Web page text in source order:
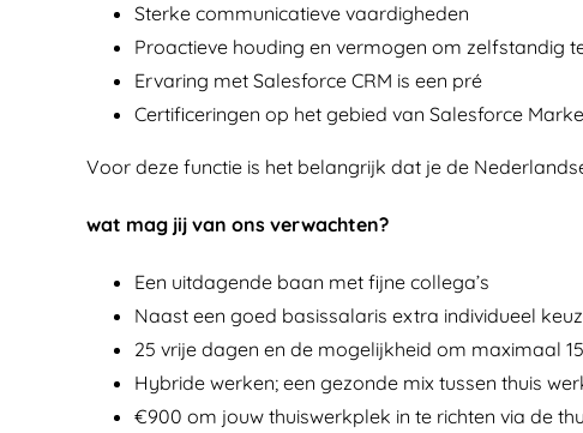
Sterke communicatieve vaardigheden
Proactieve houding en vermogen om zelfstandig
Ervaring met Salesforce CRM is een pré
Certificeringen op het gebied van Salesforce
Voor deze functie is het belangrijk dat je de
wat mag jij van ons verwachten?
Een uitdagende baan met fijne collega’s
Naast een goed basissalaris extra individueel
25 vrije dagen en de mogelijkheid om maximaal
Hybride werken; een gezonde mix tussen thuis
€900 om jouw thuiswerkplek in te richten via de